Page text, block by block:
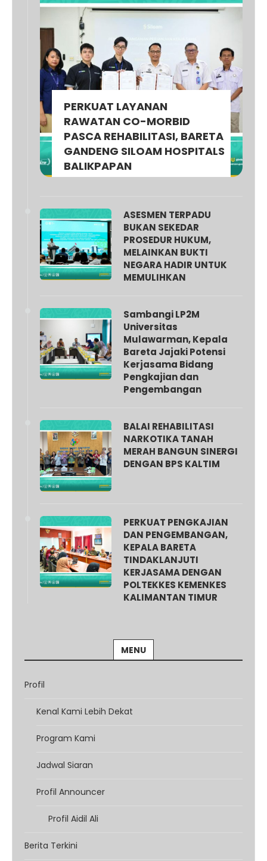
PERKUAT LAYANAN
RAWATAN CO-MORBID
PASCA REHABILITASI, BARETA
GANDENG SILOAM HOSPITALS
BALIKPAPAN
ASESMEN TERPADU
BUKAN SEKEDAR
PROSEDUR HUKUM,
MELAINKAN BUKTI
NEGARA HADIR UNTUK
MEMULIHKAN
Sambangi LP2M
Universitas
Mulawarman, Kepala
Bareta Jajaki Potensi
Kerjasama Bidang
Pengkajian dan
Pengembangan
BALAI REHABILITASI
NARKOTIKA TANAH
MERAH BANGUN SINERGI
DENGAN BPS KALTIM
PERKUAT PENGKAJIAN
DAN PENGEMBANGAN,
KEPALA BARETA
TINDAKLANJUTI
KERJASAMA DENGAN
POLTEKKES KEMENKES
KALIMANTAN TIMUR
MENU
Profil
Kenal Kami Lebih Dekat
Program Kami
Jadwal Siaran
Profil Announcer
Profil Aidil Ali
Berita Terkini